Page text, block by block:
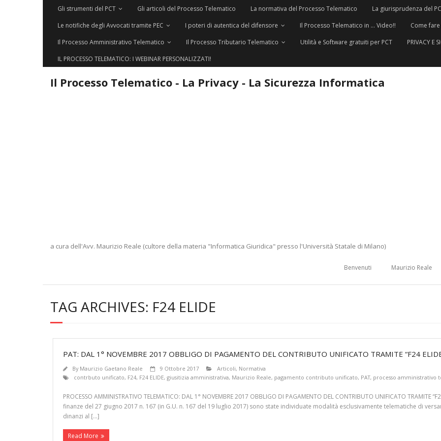
Gli strumenti del PCT Gli articoli del Processo Telematico La normativa del Processo Telematico
La giurisprudenza del
Le notifiche degli Avvocati tramite PEC
I poteri di autentica del difensore Il Processo Telematico in … Video!!
Come
Il Processo Amministrativo Telematico
Il Processo Tributario Telematico Utilità e Software gratuiti per PCT
PRIVACY E
IL PROCESSO TELEMATICO: I WEBINAR PERSONALIZZATI!
Il Processo Telematico - La Privacy - La Sicurezza Informatica
a cura dell'Avv. Maurizio Reale (cultore della materia "Informatica Giuridica" presso l'Università Statale di Milano)
Benvenuti Maurizio Reale
TAG ARCHIVES: F24 ELIDE
PAT: DAL 1° NOVEMBRE 2017 OBBLIGO DI PAGAMENTO DEL CONTRIBUTO UNIFICATO TRAMITE “F24
By Maurizio Gaetano Reale 9 Ottobre 2017 Articoli, Normativa
contrbuto unificato, F24, F24 ELIDE, giusitizia amministrativa, Maurizio Reale, pagamento contributo unificato, PAT, processo amministrativo
PROCESSO AMMINISTRATIVO TELEMATICO: DAL 1° NOVEMBRE 2017 OBBLIGO DI PAGAMENTO DEL CONTRIBUTO UNIFICATO
finanze del 27 giugno 2017 n. 167 (in G.U. n. 167 del 19 luglio 2017) sono state individuate modalità esclusivamente telematiche di
dinanzi al […]
Read More